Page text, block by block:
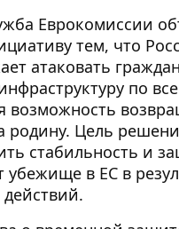
Еврокомиссии
тем, что
атаковать
по
возможность
родину. Цель
стабильность и
убежище в ЕС в